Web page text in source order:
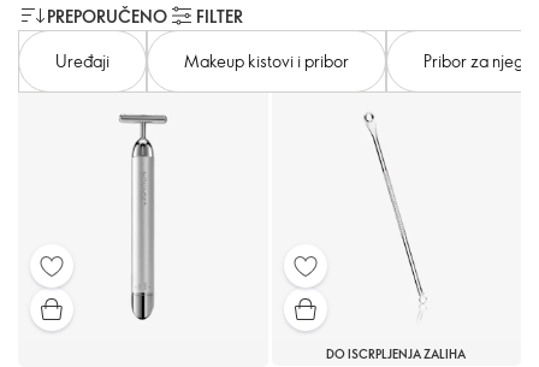
PREPORUČENO
FILTER
Uređaji
Makeup kistovi i pribor Pribor za njegu
DO ISCRPLJENJA ZALIHA